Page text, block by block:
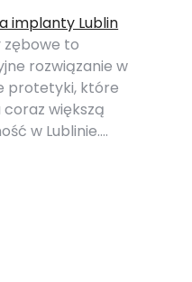
implanty Lublin
to
rozwiązanie w
protetyki, które
większą
w Lublinie.…